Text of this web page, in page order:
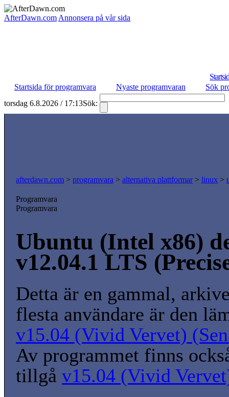
AfterDawn.com Annonsera på vår sida
Startsida för programvara
Nyaste programvaran
Sök
torsdag 6.8.2026 / 17:13Sök:
afterdawn.com > programvara > alternativa plattformar > linux >
Programvara
Programvara
Ubuntu (Intel x86)
v12.04.1 LTS
Detta är en gammal,
flesta användare är den
v15.04 (Vivid Vervet)
Av programmet finns
tillgå v15.04 (Vivid